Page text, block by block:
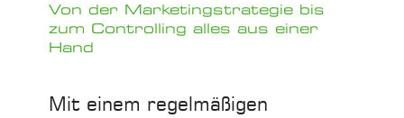
Von der Marketingstrategie bis
zum Controlling alles aus einer
Hand
Mit einem regelmäßigen